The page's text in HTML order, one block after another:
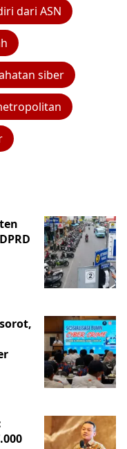
dari ASN
siber